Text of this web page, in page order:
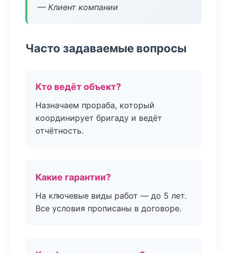
— Клиент компании
Часто задаваемые вопросы
Кто ведёт объект?
Назначаем прораба, который
координирует бригаду и ведёт
отчётность.
Какие гарантии?
На ключевые виды работ — до 5 лет.
Все условия прописаны в договоре.